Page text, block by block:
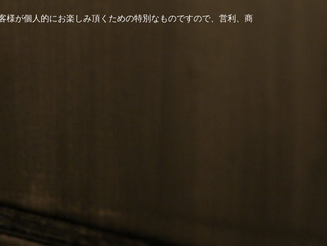
が個人的にお楽しみ頂くための特別なものですので、営利、商